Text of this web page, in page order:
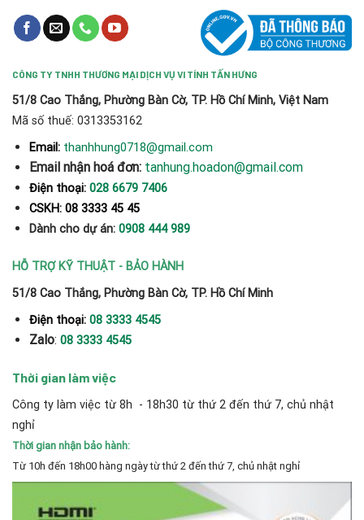
CÔNG TY TNHH THƯƠNG MẠI DỊCH VỤ VI TÍNH TẤN HƯNG
51/8 Cao Thắng, Phường Bàn Cờ, TP. Hồ Chí Minh, Việt Nam
Mã số thuế: 0313353162
Email: thanhhung0718@gmail.com
Email nhận hoá đơn: tanhung.hoadon@gmail.com
Điện thoại: 028 6679 7406
CSKH: 08 3333 45 45
Dành cho dự án: 0908 444 989
HỖ TRỢ KỸ THUẬT - BẢO HÀNH
51/8 Cao Thắng, Phường Bàn Cờ, TP. Hồ Chí Minh
Điện thoại: 08 3333 4545
Zalo: 08 3333 4545
Thời gian làm việc
Công ty làm việc từ 8h - 18h30 từ thứ 2 đến thứ 7, chủ nhật
nghỉ
Thời gian nhận bảo hành:
Từ 10h đến 18h00 hàng ngày từ thứ 2 đến thứ 7, chủ nhật nghỉ